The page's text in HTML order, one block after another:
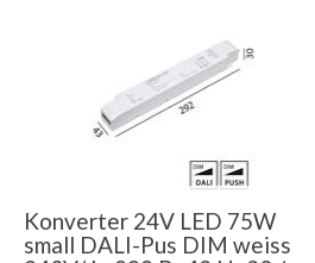
Konverter 24V LED 75W
small DALI-Pus DIM weiss